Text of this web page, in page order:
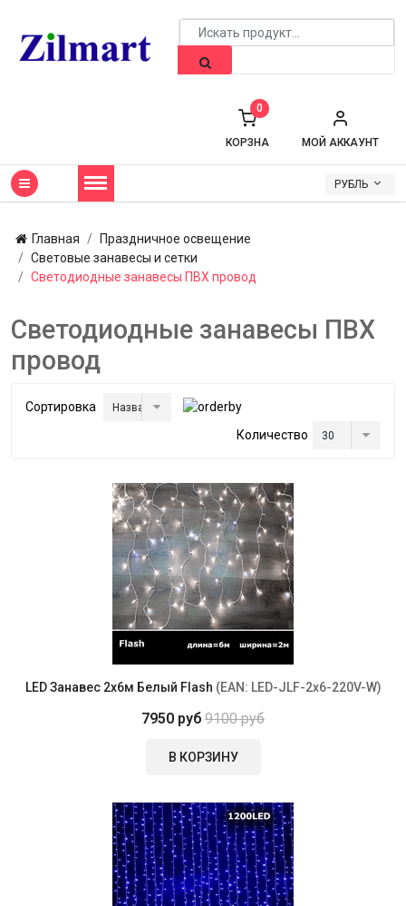
МОЙ АККАУНТ
КОРЗНА
0
РУБЛЬ
Главная
Праздничное освещение
Световые занавесы и сетки
Светодиодные занавесы ПВХ провод
Светодиодные занавесы ПВХ
провод
Сортировка
Количество
LED Занавес 2x6м Белый Flash (EAN: LED-JLF-2x6-220V-W)
7950 руб 9100 руб
В КОРЗИНУ